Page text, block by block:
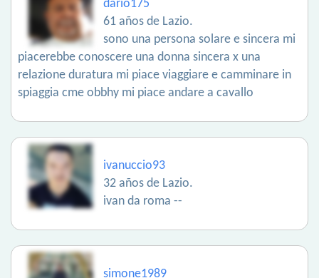
dario175
61 años de Lazio.
sono una persona solare e sincera mi
piacerebbe conoscere una donna sincera x una
relazione duratura mi piace viaggiare e camminare in
spiaggia cme obbhy mi piace andare a cavallo
ivanuccio93
32 años de Lazio.
ivan da roma --
simone1989